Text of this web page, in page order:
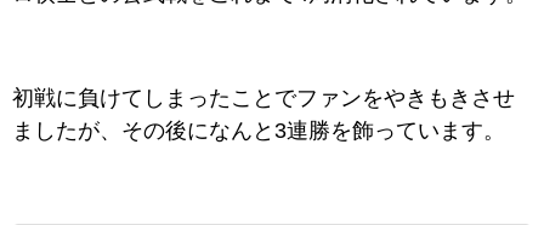
初戦に負けてしまったことでファンをやきもきさせ
ましたが、その後になんと3連勝を飾っています。